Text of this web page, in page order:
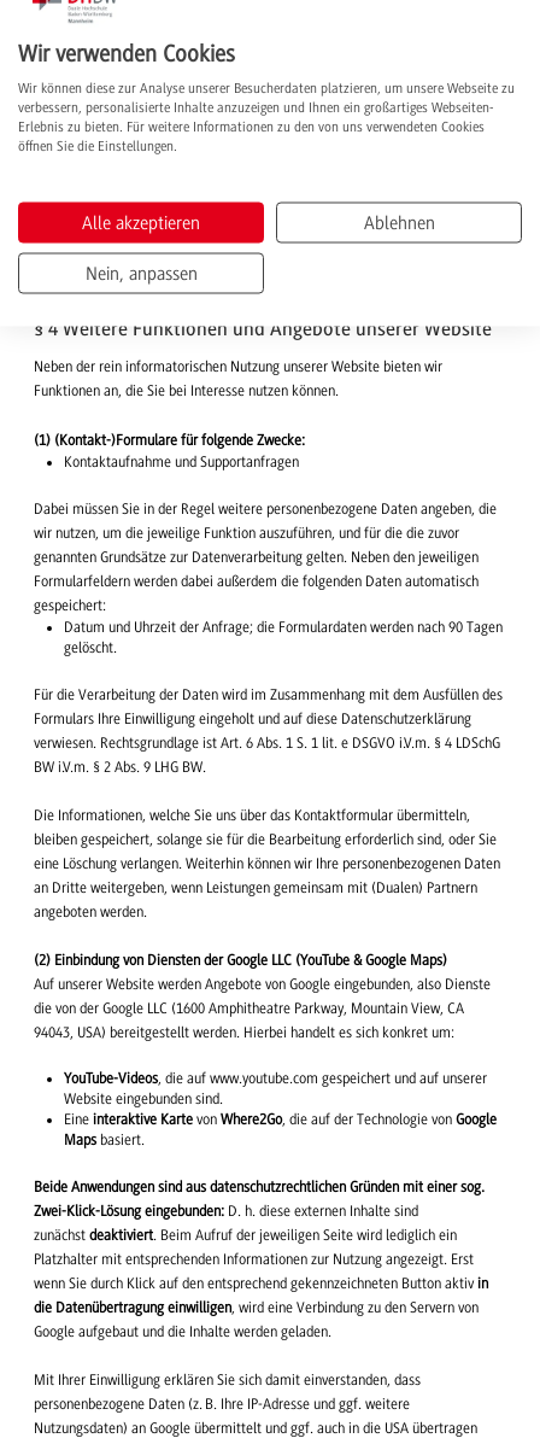
Matomo finden Sie unter:
Datenaufbewahrung für gespeicherte Daten in Matomo:
Besuche und Aktionen werden nach 12 Monaten gelöscht. Alle aggregierten
Berichte werden nach 18 Monaten gelöscht.
Der Nutzung von Analyse-Cookies kann durch Setzen des "Do Not Track"-
unterbunden werden. In letzterem Fall wird ein weiterer Cookie auf ihrem
System gesetzt, der unserem System signalisiert, die Daten nicht zu speichern.
Löscht der Nutzer den entsprechenden Cookie zwischenzeitlich vom eigenen
System, so muss er den Opt-Out-Cookie erneut setzten.
§ 4 Weitere Funktionen und Angebote unserer Website
Neben der rein informatorischen Nutzung unserer Website bieten wir
Funktionen an, die Sie bei Interesse nutzen können.
(1) (Kontakt-)Formulare für folgende Zwecke:
Kontaktaufnahme und Supportanfragen
Dabei müssen Sie in der Regel weitere personenbezogene Daten angeben, die
wir nutzen, um die jeweilige Funktion auszuführen, und für die die zuvor
genannten Grundsätze zur Datenverarbeitung gelten. Neben den jeweiligen
Formularfeldern werden dabei außerdem die folgenden Daten automatisch
gespeichert:
Datum und Uhrzeit der Anfrage; die Formulardaten werden nach 90 Tagen
gelöscht.
Für die Verarbeitung der Daten wird im Zusammenhang mit dem Ausfüllen des
Formulars Ihre Einwilligung eingeholt und auf diese Datenschutzerklärung
verwiesen. Rechtsgrundlage ist Art. 6 Abs. 1 S. 1 lit. e DSGVO i.V.m. § 4 LDSchG
BW i.V.m. § 2 Abs. 9 LHG BW.
Die Informationen, welche Sie uns über das Kontaktformular übermitteln,
bleiben gespeichert, solange sie für die Bearbeitung erforderlich sind, oder Sie
eine Löschung verlangen. Weiterhin können wir Ihre personenbezogenen Daten
an Dritte weitergeben, wenn Leistungen gemeinsam mit (Dualen) Partnern
angeboten werden.
(2) Einbindung von Diensten der Google LLC (YouTube & Google Maps)
Auf unserer Website werden Angebote von Google eingebunden, also Dienste
die von der Google LLC (1600 Amphitheatre Parkway, Mountain View, CA
94043, USA) bereitgestellt werden. Hierbei handelt es sich konkret um:
YouTube-Videos, die auf www.youtube.com gespeichert und auf unserer
Website eingebunden sind.
Eineinteraktive Karte vonWhere2Go, die auf der Technologie vonGoogle
Maps basiert.
Beide Anwendungen sind aus datenschutzrechtlichen Gründen mit einer sog.
Zwei-Klick-Lösung eingebunden: D. h. diese externen Inhalte sind
zunächst deaktiviert. Beim Aufruf der jeweiligen Seite wird lediglich ein
Platzhalter mit entsprechenden Informationen zur Nutzung angezeigt. Erst
wenn Sie durch Klick auf den entsprechend gekennzeichneten Button aktivin
die Datenübertragung einwilligen, wird eine Verbindung zu den Servern von
Google aufgebaut und die Inhalte werden geladen.
Mit Ihrer Einwilligung erklären Sie sich damit einverstanden, dass
personenbezogene Daten (z. B. Ihre IP-Adresse und ggf. weitere
Nutzungsdaten) an Google übermittelt und ggf. auch in die USA übertragen
Wir verwenden Cookies
Wir können diese zur Analyse unserer Besucherdaten platzieren, um unsere Webseite zu
verbessern, personalisierte Inhalte anzuzeigen und Ihnen ein großartiges Webseiten-
Erlebnis zu bieten. Für weitere Informationen zu den von uns verwendeten Cookies
öffnen Sie die Einstellungen.
Alle akzeptieren Ablehnen
Nein, anpassen